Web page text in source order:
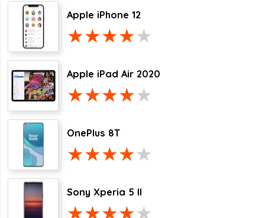
Apple iPhone 12
Apple iPad Air 2020
OnePlus 8T
Sony Xperia 5 II